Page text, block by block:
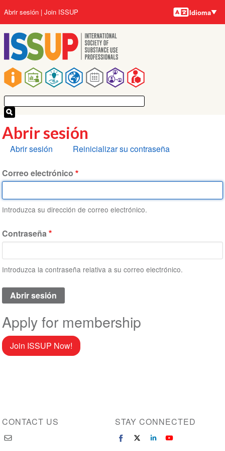
al
contenido
principal
Main
navigation
User
account
menu
Abrir sesión Join ISSUP Idiomas
Idioma
Abrir sesión
Solapas
Abrir sesión Reinicializar su contraseña
Correo electrónico
Introduzca su dirección de correo electrónico.
Contraseña
Introduzca la contraseña relativa a su correo electrónico.
Apply for membership
Join ISSUP Now!
CONTACT US STAY CONNECTED